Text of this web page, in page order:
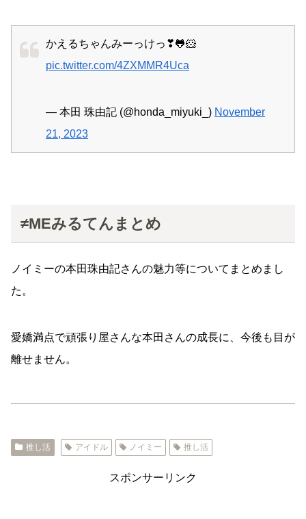
かえるちゃんみーっけっ❣🐸🐹
pic.twitter.com/4ZXMMR4Uca
— 本田 珠由記 (@honda_miyuki_) November
21, 2023
≠MEみるてんまとめ
ノイミーの本田珠由記さんの魅力等についてまとめまし
た。
愛嬌満点で頑張り屋さんな本田さんの成長に、今後も目が
離せません。
推し活 アイドル ノイミー 推し活
スポンサーリンク